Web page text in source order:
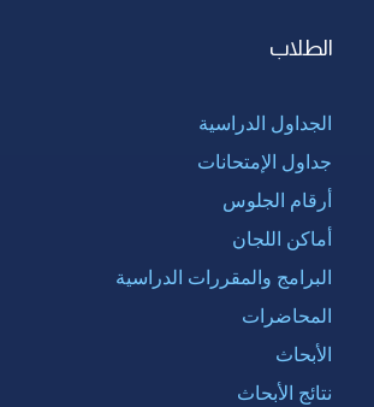
الطلاب
الجداول الدراسية
جداول الإمتحانات
أرقام الجلوس
أماكن اللجان
البرامج والمقررات الدراسية
المحاضرات
الأبحاث
نتائج الأبحاث